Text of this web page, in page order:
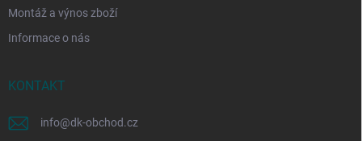
Montáž a výnos zboží
Informace o nás
KONTAKT
info@dk-obchod.cz